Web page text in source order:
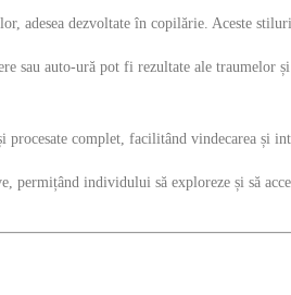
adesea dezvoltate în copilărie. Aceste
sau auto-ură pot fi rezultate ale traumelor
complet, facilitând vindecarea și
individului să exploreze și să